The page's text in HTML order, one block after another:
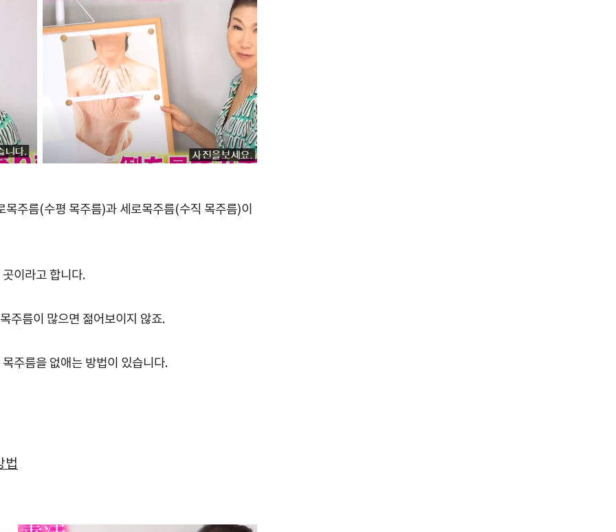
주름(수평 목주름)과 세로목주름(수직 목주름)이
이라고 합니다.
주름이 많으면 젊어보이지 않죠.
주름을 없애는 방법이 있습니다.
법